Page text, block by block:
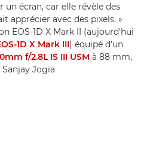
un écran, car elle révèle des
apprécier avec des pixels. »
EOS-1D X Mark II (aujourd'hui
1D X Mark III) équipé d'un
f/2.8L IS III USM à 88 mm,
Sanjay Jogia